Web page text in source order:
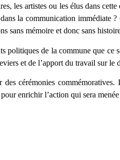
les artistes ou les élus dans
la communication immédiate
sans mémoire et donc sans
politiques de la commune que ce
et de l’apport du travail sur le
cérémonies
enrichir l’action qui sera